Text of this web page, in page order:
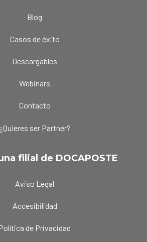
Blog
Casos de éxito
Descargables
Webinars
Contacto
¿Quieres ser Partner?
filial de DOCAPOSTE
Aviso Legal
Accesibilidad
Política de Privacidad